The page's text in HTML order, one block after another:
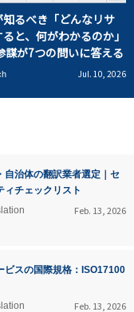
るべき「どんなリサ
と、何がわかるのか」
が7つの問いに答える
Jul. 10, 2026
自治体の翻訳業者選定｜セ
ィチェックリスト
Feb. 13, 2026
ビスの国際規格：ISO17100
Feb. 13, 2026